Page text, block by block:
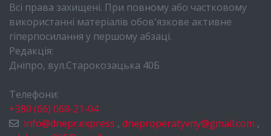
Всі права захищені. При повному або частковому
використанні матеріалів обов'язкове активне
гіперпосилання у першому абзаці.
Редакція:
Дніпро, вул.Старокозацька 40Б
Телефони:
+380 (66) 068-21-04
info@dnepr.express , dneproperatyvny@gmail.com ,